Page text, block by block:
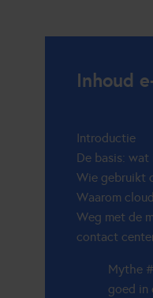
Inhoud
Introductie
De basis:
Wie gebruikt
Waarom
Weg met de
contact
Mythe
goed in